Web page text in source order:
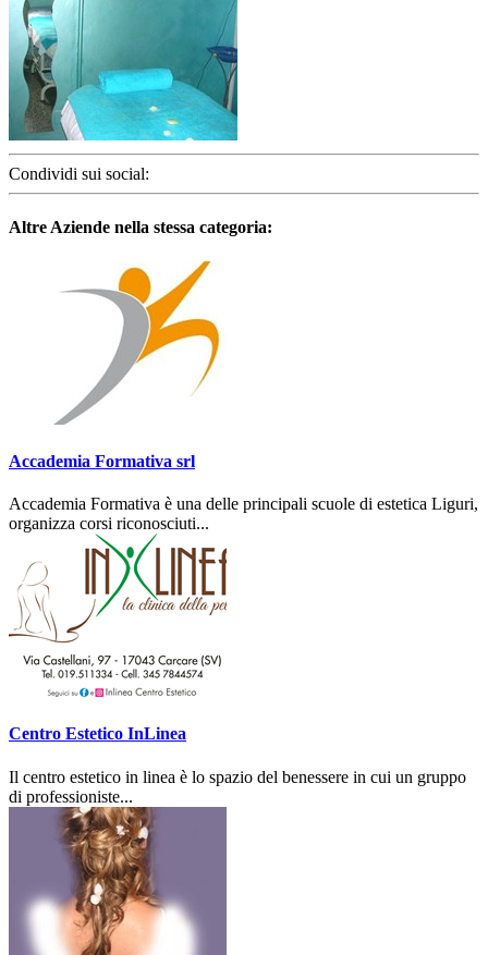
Condividi sui social:
Altre Aziende nella stessa categoria:
Accademia Formativa srl
Accademia Formativa è una delle principali scuole di estetica Liguri,
organizza corsi riconosciuti...
Centro Estetico InLinea
Il centro estetico in linea è lo spazio del benessere in cui un gruppo
di professioniste...